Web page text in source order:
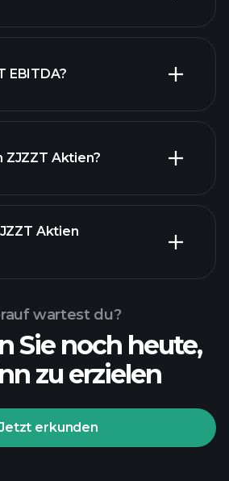
EBITDA?
ZJZZT Aktien?
Aktien
wartest du?
Sie noch heute,
zu erzielen
erkunden